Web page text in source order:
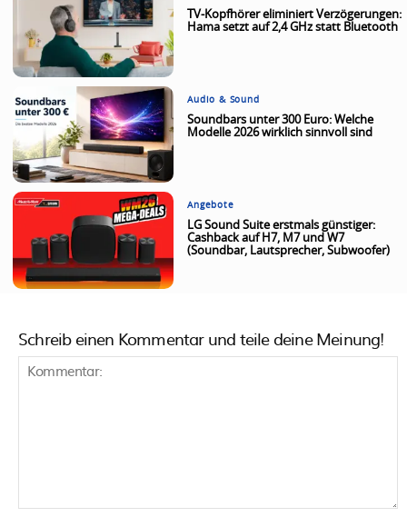
TV-Kopfhörer eliminiert Verzögerungen:
Hama setzt auf 2,4 GHz statt Bluetooth
Audio & Sound
Soundbars unter 300 Euro: Welche
Modelle 2026 wirklich sinnvoll sind
Angebote
LG Sound Suite erstmals günstiger:
Cashback auf H7, M7 und W7
(Soundbar, Lautsprecher, Subwoofer)
Schreib einen Kommentar und teile deine Meinung!